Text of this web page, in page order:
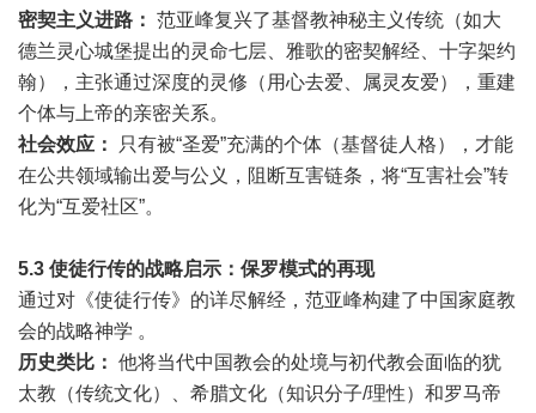
密契主义进路： 范亚峰复兴了基督教神秘主义传统（如大
德兰灵心城堡提出的灵命七层、雅歌的密契解经、十字架约
翰），主张通过深度的灵修（用心去爱、属灵友爱），重建
个体与上帝的亲密关系。
社会效应：
只有被“圣爱”充满的个体（基督徒人格），才能
在公共领域输出爱与公义，阻断互害链条，将“互害社会”转
化为“互爱社区”。
5.3 使徒行传的战略启示：保罗模式的再现
通过对《使徒行传》的详尽解经，范亚峰构建了中国家庭教
会的战略神学 。
历史类比： 他将当代中国教会的处境与初代教会面临的犹
太教（传统文化）、希腊文化（知识分子/理性）和罗马帝